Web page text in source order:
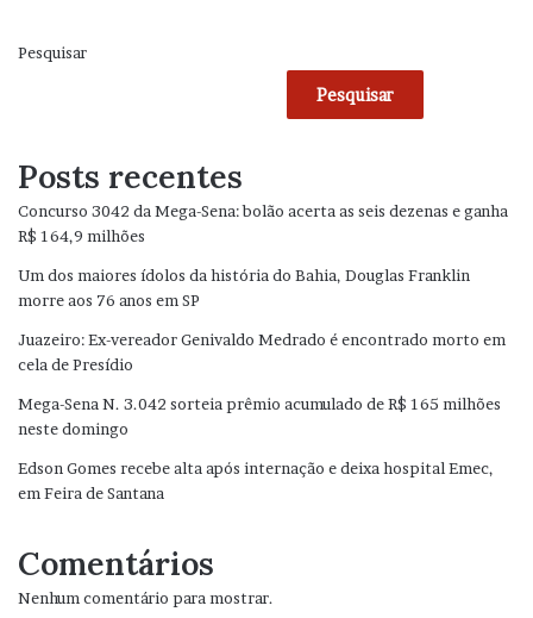
Pesquisar
Pesquisar
Posts recentes
Concurso 3042 da Mega-Sena: bolão acerta as seis dezenas e ganha
R$ 164,9 milhões
Um dos maiores ídolos da história do Bahia, Douglas Franklin
morre aos 76 anos em SP
Juazeiro: Ex-vereador Genivaldo Medrado é encontrado morto em
cela de Presídio
Mega-Sena N. 3.042 sorteia prêmio acumulado de R$ 165 milhões
neste domingo
Edson Gomes recebe alta após internação e deixa hospital Emec,
em Feira de Santana
Comentários
Nenhum comentário para mostrar.